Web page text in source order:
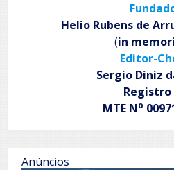
Helio Rubens de
(in
Editor-
Sergio Diniz
Registro
MTE No
Anúncios